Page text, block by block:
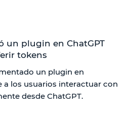
un plugin en ChatGPT
tokens
un plugin en
a los usuarios interactuar con
desde ChatGPT.